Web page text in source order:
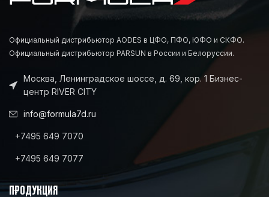
Официальный дистрибьютор AODES в ЦФО, ПФО, ЮФО и СКФО.
Официальный дистрибьютор PARSUN в России и Белоруссии.
Москва, Ленинградское шоссе, д. 69, кор. 1 Бизнес-
центр RIVER CITY
info@formula7d.ru
+7495 649 7070
+7495 649 7077
ПРОДУКЦИЯ